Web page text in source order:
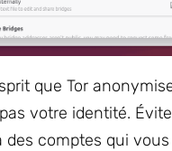
que Tor
votre identité.
des comptes qui